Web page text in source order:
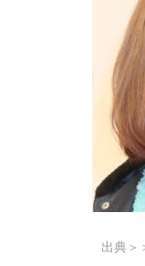
出典＞